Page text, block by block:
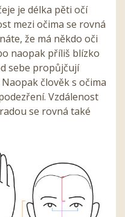
je délka pěti očí
mezi očima se rovná
že má někdo oči
naopak příliš blízko
sebe propůjčují
člověk s očima
Vzdálenost
se rovná také